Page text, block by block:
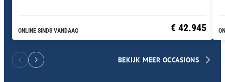
ONLINE SINDS VANDAAG € 42.945
BEKIJK MEER OCCASIONS